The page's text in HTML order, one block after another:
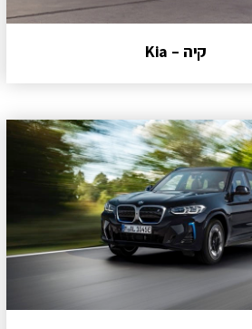
קיה – Kia